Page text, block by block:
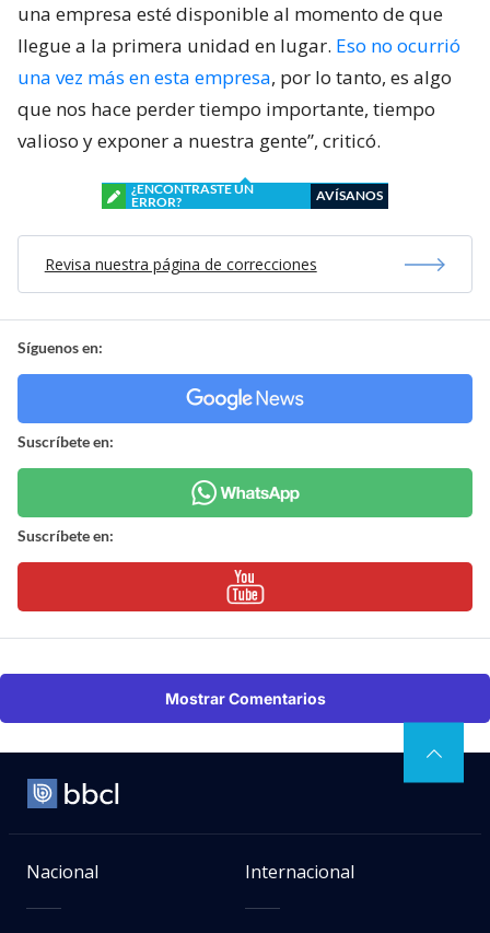
una empresa esté disponible al momento de que
llegue a la primera unidad en lugar. Eso no ocurrió
una vez más en esta empresa, por lo tanto, es algo
que nos hace perder tiempo importante, tiempo
valioso y exponer a nuestra gente”, criticó.
¿ENCONTRASTE UN
ERROR?
AVÍSANOS
Revisa nuestra página de correcciones
Síguenos en:
Suscríbete en:
Suscríbete en:
Mostrar Comentarios
Nacional Internacional